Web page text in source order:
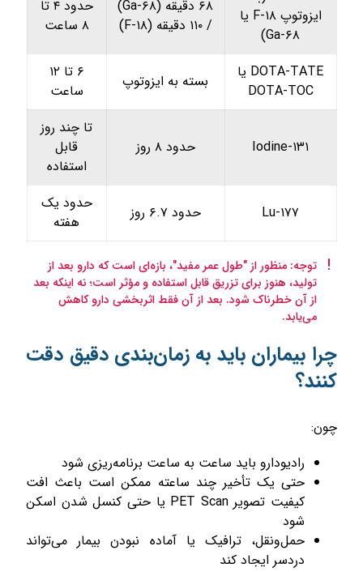
ایزوتوپ F-۱۸ یا
Ga-۶۸)
۶۸ دقیقه (Ga-۶۸)
/ ۱۱۰ دقیقه (F-۱۸)
حدود ۴ تا
۸ ساعت
DOTA-TATE یا
DOTA-TOC
بسته به ایزوتوپ
۶ تا ۱۲
ساعت
Iodine-۱۳۱ حدود ۸ روز
تا چند روز
قابل
استفاده
Lu-۱۷۷ حدود ۶.۷ روز
حدود یک
هفته
توجه: منظور از "طول عمر مفید"، بازه‌ای است که دارو بعد از
تولید، هنوز برای تزریق قابل استفاده و مؤثر است؛ نه اینکه بعد
از آن خطرناک شود. بعد از آن فقط اثربخشی دارو کاهش
می‌یابد.
چرا بیماران باید به زمان‌بندی دقیق دقت
کنند؟
چون:
رادیودارو باید ساعت به ساعت برنامه‌ریزی شود
حتی یک تأخیر چند ساعته ممکن است باعث افت
کیفیت تصویر PET Scan یا حتی کنسل شدن اسکن
شود
حمل‌ونقل، ترافیک یا آماده نبودن بیمار می‌تواند
دردسر ایجاد کند